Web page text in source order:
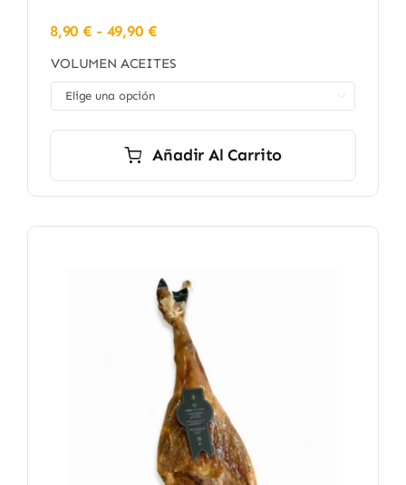
8,90€ - 49,90 €Rango
precios:
desde
VOLUMEN ACEITES
Añadir Al Carrito